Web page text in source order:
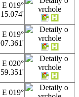
E 019°
15.074'
E 019°
07.361'
E 020°
59.351'
E 019°